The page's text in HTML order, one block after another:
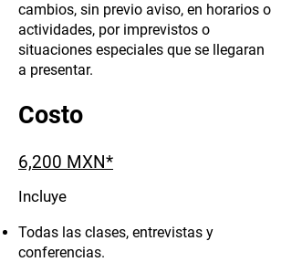
cambios, sin previo aviso, en horarios o
actividades, por imprevistos o
situaciones especiales que se llegaran
a presentar.
Costo
6,200 MXN*
Incluye
Todas las clases, entrevistas y
conferencias.